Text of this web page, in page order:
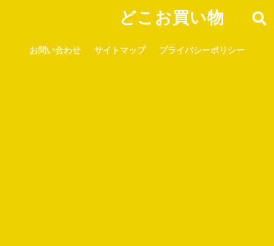
どこお買い物
お問い合わせ サイトマップ プライバシーポリシー